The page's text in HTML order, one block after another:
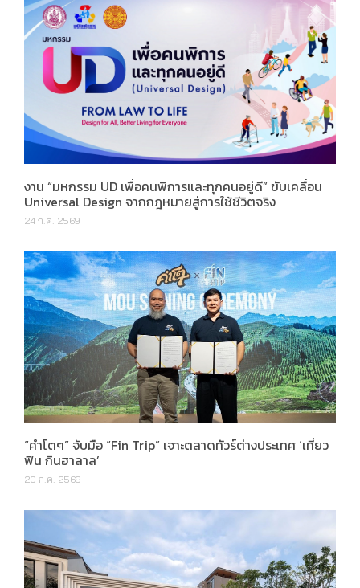
งาน “มหกรรม UD เพื่อคนพิการและทุกคนอยู่ดี” ขับเคลื่อน
Universal Design จากกฎหมายสู่การใช้ชีวิตจริง
24 ก.ค. 2569
“คำโตๆ” จับมือ “Fin Trip” เจาะตลาดทัวร์ต่างประเทศ ‘เที่ยว
ฟิน กินฮาลาล’
20 ก.ค. 2569